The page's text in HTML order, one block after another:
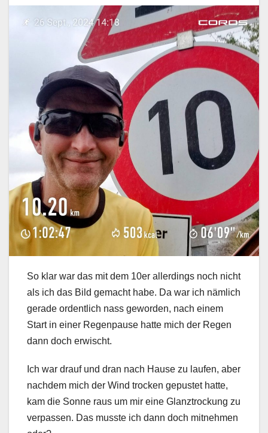
So klar war das mit dem 10er allerdings noch nicht
als ich das Bild gemacht habe. Da war ich nämlich
gerade ordentlich nass geworden, nach einem
Start in einer Regenpause hatte mich der Regen
dann doch erwischt.
Ich war drauf und dran nach Hause zu laufen, aber
nachdem mich der Wind trocken gepustet hatte,
kam die Sonne raus um mir eine Glanztrockung zu
verpassen. Das musste ich dann doch mitnehmen